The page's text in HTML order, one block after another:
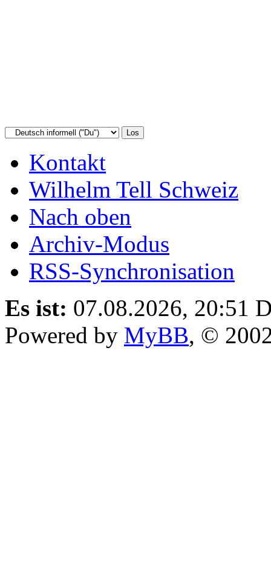
Kontakt
Wilhelm Tell Schweiz
Nach oben
Archiv-Modus
RSS-Synchronisation
Es ist: 07.08.2026, 20:51
Powered by MyBB, ©